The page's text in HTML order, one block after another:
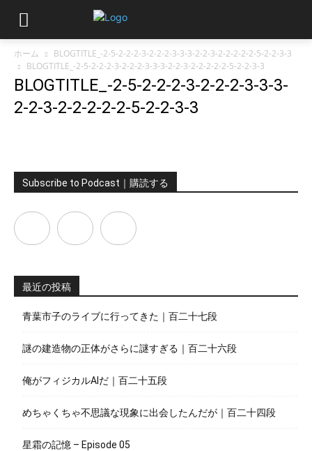
ホーム
BLOGTITLE_-2-5-2-2-2-3-2-2-2-3-3-3-2-2-3-2-2-2-2-2-5-2-2-3-3
BLOGTITLE_-2-5-2-2-2-3-2-2-2-3-3-3-2-2-3-2-2-2-2-2-5-2-2-3-3
BLOGTITLE_-2-5-2-2-2-3-2-2-2-3-3-3-
2-2-3-2-2-2-2-2-5-2-2-3-3
Subscribe to Podcast｜購読する
最近の投稿
青葉市子のライブに行ってきた｜百二十七段
謎の建造物の正体がさらに謎すぎる｜百二十六段
俺がフィジカルAIだ｜百二十五段
めちゃくちゃ不思議な現象に出会したんだが｜百二十四段
星霜の記憶 – Episode 05